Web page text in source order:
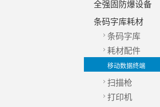
全强固防爆设备
条码字库耗材
条码字库
耗材配件
移动数据终端
扫描枪
打印机